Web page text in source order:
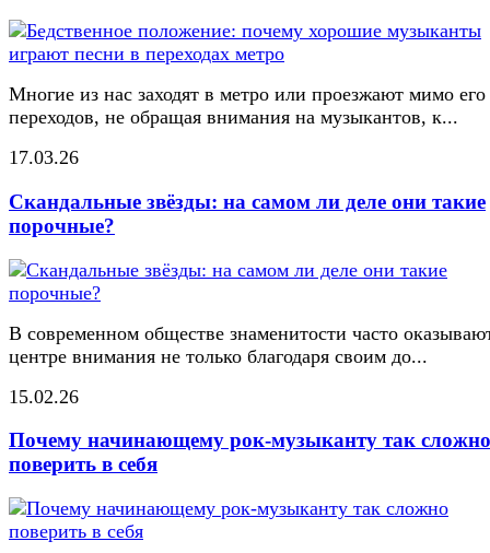
Многие из нас заходят в метро или проезжают мимо его
переходов, не обращая внимания на музыкантов, к...
17.03.26
Скандальные звёзды: на самом ли деле они такие
порочные?
В современном обществе знаменитости часто
центре внимания не только благодаря своим до...
15.02.26
Почему начинающему рок-музыканту так сложно
поверить в себя